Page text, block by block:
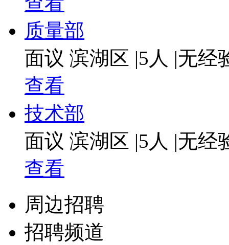
质量部
面议 滨湖区 |5人 |无经
查看
技术部
面议 滨湖区 |5人 |无经
查看
周边招聘
招聘频道